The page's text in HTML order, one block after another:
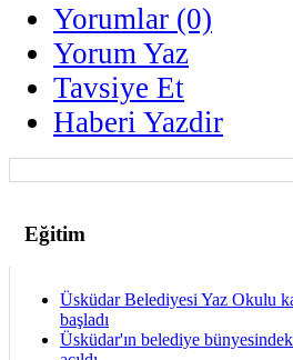
Yorumlar (0)
Yorum Yaz
Tavsiye Et
Haberi Yazdir
Eğitim
Üsküdar Belediyesi Yaz Okulu
başladı
Üsküdar'ın belediye